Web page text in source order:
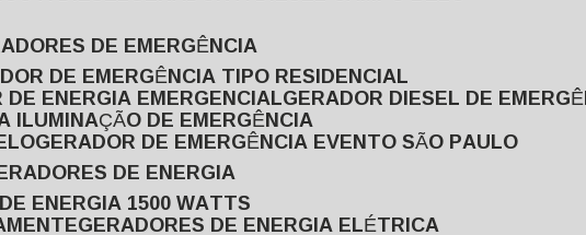
DE EMERGÊNCIA
DE EMERGÊNCIA TIPO RESIDENCIAL
DE ENERGIA EMERGENCIAL GERADOR DIESEL DE
ILUMINAÇÃO DE EMERGÊNCIA
GERADOR DE EMERGÊNCIA EVENTO SÃO PAULO
DE ENERGIA
DE ENERGIA 1500 WATTS
GERADORES DE ENERGIA ELÉTRICA